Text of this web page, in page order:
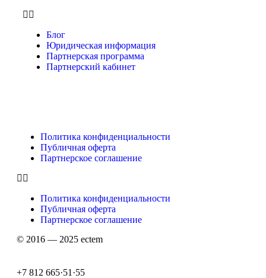
Блог
Юридическая информация
Партнерская программа
Партнерский кабинет
Политика конфиденциальности
Публичная оферта
Партнерское соглашение
Политика конфиденциальности
Публичная оферта
Партнерское соглашение
© 2016 — 2025 ectem
+7 812 665·51 ·55